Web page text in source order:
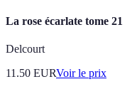
La rose écarlate tome 21
Delcourt
11.50 EURVoir le prix